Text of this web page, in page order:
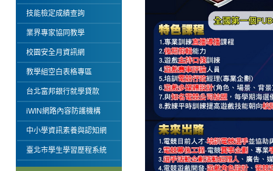
技能檢定成績查詢
業界專家協同教學
校園安全月資訊網
教學組空白表格專區
台北富邦銀行就學貸款
iWIN網路內容防護機構
中小學資訊素養與認知網
臺北市學生學習歷程系統